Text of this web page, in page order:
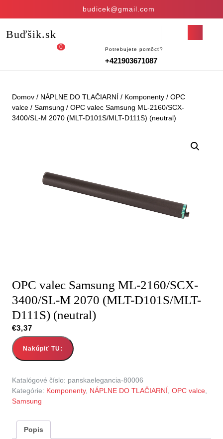
budicek@gmail.com
Buďšik.sk
Button
0 Potrebujete pomôcť?
+421903671087
Domov / NÁPLNE DO TLAČIARNÍ / Komponenty / OPC
valce / Samsung / OPC valec Samsung ML-2160/SCX-
3400/SL-M 2070 (MLT-D101S/MLT-D111S) (neutral)
OPC valec Samsung ML-2160/SCX-
3400/SL-M 2070 (MLT-D101S/MLT-
D111S) (neutral)
€3,37
Nakúpiť TU:
Katalógové číslo: panskaelegancia-80006
Kategórie: Komponenty, NÁPLNE DO TLAČIARNÍ OPC valce
Samsung
Popis